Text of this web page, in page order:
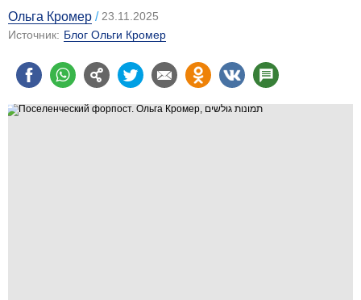
Ольга Кромер
23.11.2025
Источник: Блог Ольги Кромер